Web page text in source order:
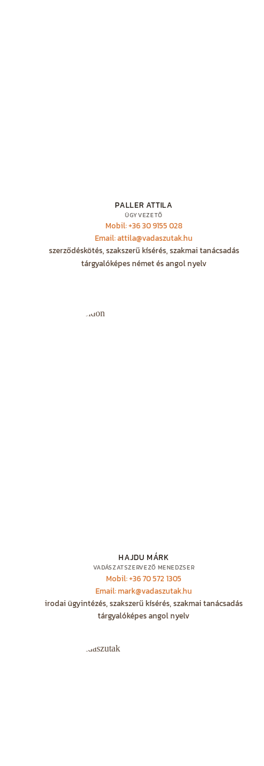
PALLER ATTILA
ÜGYVEZETŐ
Mobil: +36 30 9155 028
Email: attila@vadaszutak.hu
szerződéskötés, szakszerű kísérés, szakmai tanácsadás
tárgyalóképes német és angol nyelv
HAJDU MÁRK
VADÁSZATSZERVEZŐ MENEDZSER
Mobil: +36 70 572 1305
Email: mark@vadaszutak.hu
irodai ügyintézés, szakszerű kísérés, szakmai tanácsadás
tárgyalóképes angol nyelv